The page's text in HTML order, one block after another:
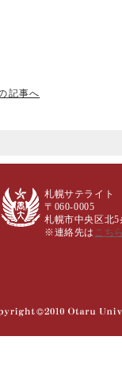
記事へ
札幌サテライト
〒060-0005
札幌市中央区北5
※連絡先は こち